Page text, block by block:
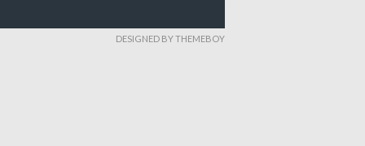
DESIGNED BY THEMEBOY